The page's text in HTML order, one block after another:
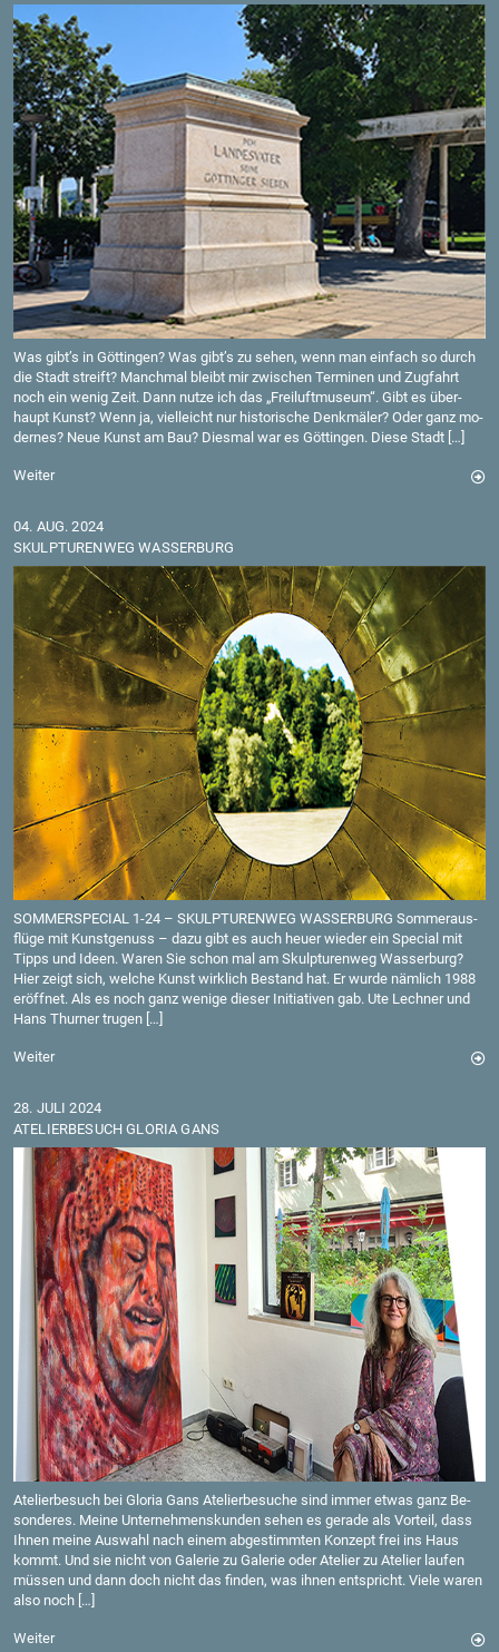
Was gibt’s in Göt­tin­gen? Was gibt’s zu sehen, wenn man ein­fach so durch
die Stadt streift? Manch­mal bleibt mir zwi­schen Ter­mi­nen und Zug­fahrt
noch ein wenig Zeit. Dann nutze ich das „Frei­luft­mu­se­um“. Gibt es über­
haupt Kunst? Wenn ja, viel­leicht nur his­to­ri­sche Denk­mä­ler? Oder ganz mo­
der­nes? Neue Kunst am Bau? Dies­mal war es Göt­tin­gen. Diese Stadt […]
Wei­ter
04. AUG. 2024
SKULP­TU­REN­WEG WAS­SER­BURG
SOM­MER­SPE­CIAL 1-24 – SKULP­TU­REN­WEG WAS­SER­BURG Som­mer­aus­
flü­ge mit Kunst­ge­nuss – dazu gibt es auch heuer wie­der ein Spe­cial mit
Tipps und Ideen. Waren Sie schon mal am Skulp­tu­ren­weg Was­ser­burg?
Hier zeigt sich, wel­che Kunst wirk­lich Be­stand hat. Er wurde näm­lich 1988
er­öff­net. Als es noch ganz we­ni­ge die­ser In­itia­ti­ven gab. Ute Lech­ner und
Hans Thur­ner tru­gen […]
Wei­ter
28. JULI 2024
ATE­LIER­BE­SUCH GLO­RIA GANS
Ate­lier­be­such bei Glo­ria Gans Ate­lier­be­su­che sind immer etwas ganz Be­
son­de­res. Meine Un­ter­neh­mens­kun­den sehen es ge­ra­de als Vor­teil, dass
Ihnen meine Aus­wahl nach einem ab­ge­stimm­ten Kon­zept frei ins Haus
kommt. Und sie nicht von Ga­le­rie zu Ga­le­rie oder Ate­lier zu Ate­lier lau­fen
müs­sen und dann doch nicht das fin­den, was ihnen ent­spricht. Viele waren
also noch […]
Wei­ter